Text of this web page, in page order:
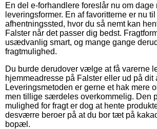
En del e-forhandlere foreslår nu om
leveringsformer. En af favoritterne er nu
afhentningssted, hvor du så nemt kan
Falster når det passer dig bedst.
usædvanlig smart, og mange gange
fragtmulighed.
Du burde derudover vælge at få varerne
hjemmeadresse på Falster eller ud på dit
Leveringsmetoden er gerne et hak mere
men tillige særdeles overkommelig. Den
mulighed for fragt er dog at hente
desværre beroer på at du bor tæt på
bopæl.